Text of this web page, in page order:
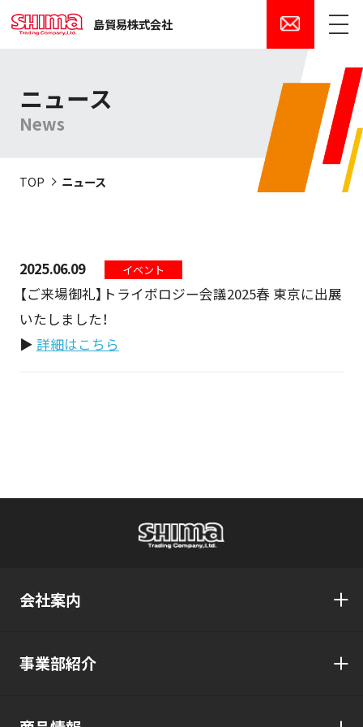
島貿易株式会社
ニュース
News
TOP ニュース
2025.06.09 イベント
【ご来場御礼】トライボロジー会議2025春 東京に出展
いたしました！
▶ 詳細はこちら
会社案内
事業部紹介